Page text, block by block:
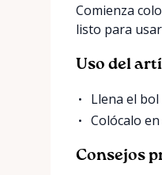
Comienza
listo para
Uso del
Llena el
Colócalo
Consejos